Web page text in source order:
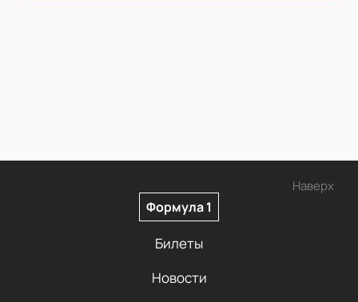
Наверх
Формула 1
Билеты
Новости